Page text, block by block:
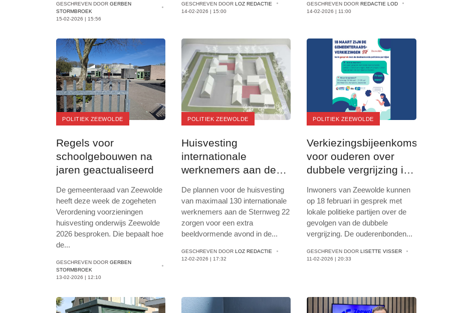
GESCHREVEN DOOR GERBEN
STORMBROEK
15-02-2026 | 15:56
GESCHREVEN DOORLOZ REDACTIE
14-02-2026 | 15:00
GESCHREVEN DOORREDACTIE LOD
14-02-2026 | 11:00
POLITIEK ZEEWOLDE
Regels voor
schoolgebouwen na
jaren geactualiseerd
De gemeenteraad van Zeewolde
heeft deze week de zogeheten
Verordening voorzieningen
huisvesting onderwijs Zeewolde
2026 besproken. Die bepaalt hoe
de...
GESCHREVEN DOOR GERBEN
STORMBROEK
13-02-2026 | 12:10
POLITIEK ZEEWOLDE
Huisvesting
internationale
werknemers aan de
houvast
De plannen voor de huisvesting
van maximaal 130 internationale
werknemers aan de Sternweg 22
zorgen voor een extra
beeldvormende avond in de...
GESCHREVEN DOORLOZ REDACTIE
12-02-2026 | 17:32
POLITIEK ZEEWOLDE
Verkiezingsbijeenkomst
voor ouderen over
dubbele vergrijzing in
Inwoners van Zeewolde kunnen
op 18 februari in gesprek met
lokale politieke partijen over de
gevolgen van de dubbele
vergrijzing. De ouderenbonden...
GESCHREVEN DOORLISETTE VISSER
11-02-2026 | 20:33